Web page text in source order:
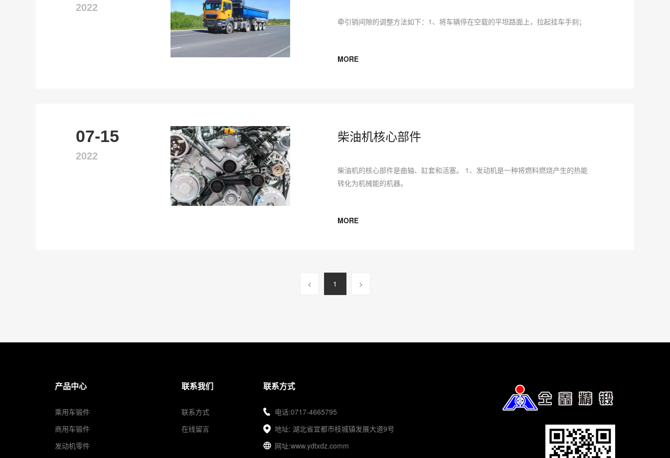
2022
牵引销间隙的调整方法如下：1、将车辆停在空载的平坦路面上，拉起挂车手刹；
MORE
07-15
2022
柴油机核心部件
柴油机的核心部件是曲轴、缸套和活塞。 1、发动机是一种将燃料燃烧产生的热能
转化为机械能的机器。
MORE
< 1 >
产品中心
乘用车锻件
商用车锻件
发动机零件
联系我们
联系方式
在线留言
联系方式
电话:0717-4665795
地址: 湖北省宜都市枝城镇发展大道9号
网址:www.ydtxdz.comm